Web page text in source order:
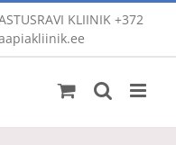
KLIINIK +372